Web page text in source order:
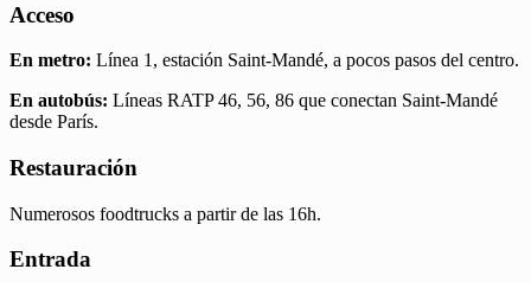
Acceso
En metro: Línea 1, estación Saint-Mandé, a pocos pasos del centro.
En autobús: Líneas RATP 46, 56, 86 que conectan Saint-Mandé
desde París.
Restauración
Numerosos foodtrucks a partir de las 16h.
Entrada